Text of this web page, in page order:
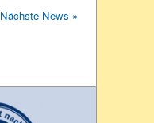
Nächste News »